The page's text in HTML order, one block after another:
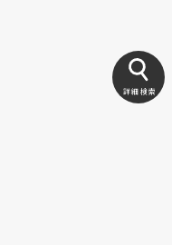
詳細検索